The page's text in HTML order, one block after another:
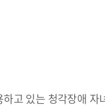
고 있는 청각장애 자